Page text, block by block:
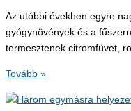
Az utóbbi években egyre
gyógynövények és a
termesztenek citromfüvet,
Még
is
Tovább »